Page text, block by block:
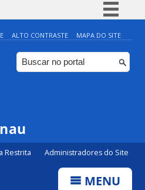
Simplifique!
Comunica BR
Participe
ALTO CONTRASTE MAPA DO SITE
Restrita Administradores do Site
MENU